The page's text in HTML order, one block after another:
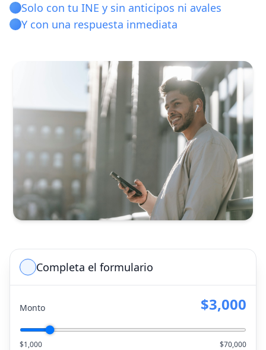
Solo con tu INE y sin anticipos ni avales
Y con una respuesta inmediata
Completa el formulario
Monto $3,000
$1,000 $70,000